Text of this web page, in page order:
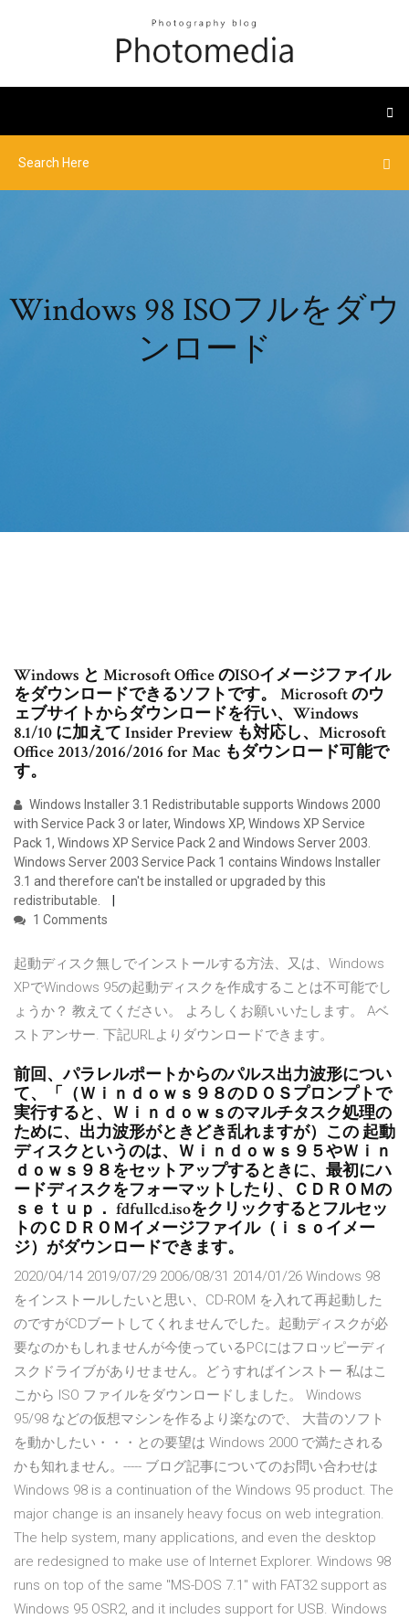
Windows 98 ISOフルをダウ
ンロード
Windows と Microsoft Office のISOイメージファイル
をダウンロードできるソフトです。 Microsoft のウ
ェブサイトからダウンロードを行い、Windows
8.1/10 に加えて Insider Preview も対応し、Microsoft
Office 2013/2016/2016 for Mac もダウンロード可能で
す。
Windows Installer 3.1 Redistributable supports Windows 2000
with Service Pack 3 or later, Windows XP, Windows XP Service
Pack 1, Windows XP Service Pack 2 and Windows Server 2003.
Windows Server 2003 Service Pack 1 contains Windows Installer
3.1 and therefore can't be installed or upgraded by this
redistributable.
1 Comments
起動ディスク無しでインストールする方法、又は、Windows
XPでWindows 95の起動ディスクを作成することは不可能でし
ょうか？ 教えてください。 よろしくお願いいたします。 Aベ
ストアンサー. 下記URLよりダウンロードできます。
前回、パラレルポートからのパルス出力波形につい
て、「（Ｗｉｎｄｏｗｓ９８のＤＯＳプロンプトで
実行すると、Ｗｉｎｄｏｗｓのマルチタスク処理の
ために、出力波形がときどき乱れますが）この 起動
ディスクというのは、Ｗｉｎｄｏｗｓ９５やＷｉｎ
ｄｏｗｓ９８をセットアップするときに、最初にハ
ードディスクをフォーマットしたり、ＣＤＲＯＭの
ｓｅｔｕｐ． fdfullcd.isoをクリックするとフルセッ
トのＣＤＲＯＭイメージファイル（ｉｓｏイメー
ジ）がダウンロードできます。
2020/04/14 2019/07/29 2006/08/31 2014/01/26 Windows 98
をインストールしたいと思い、CD-ROM を入れて再起動した
のですがCDブートしてくれませんでした。起動ディスクが必
要なのかもしれませんが今使っているPCにはフロッピーディ
スクドライブがありせません。どうすればインストー 私はこ
こから ISO ファイルをダウンロードしました。 Windows
95/98 などの仮想マシンを作るより楽なので、 大昔のソフト
を動かしたい・・・との要望は Windows 2000 で満たされる
かも知れません。----- ブログ記事についてのお問い合わせは
Windows 98 is a continuation of the Windows 95 product. The
major change is an insanely heavy focus on web integration.
The help system, many applications, and even the desktop
are redesigned to make use of Internet Explorer. Windows 98
runs on top of the same "MS-DOS 7.1" with FAT32 support as
Windows 95 OSR2, and it includes support for USB. Windows